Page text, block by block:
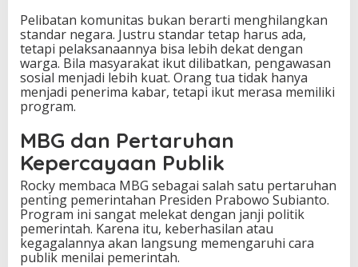
Pelibatan komunitas bukan berarti menghilangkan
standar negara. Justru standar tetap harus ada,
tetapi pelaksanaannya bisa lebih dekat dengan
warga. Bila masyarakat ikut dilibatkan, pengawasan
sosial menjadi lebih kuat. Orang tua tidak hanya
menjadi penerima kabar, tetapi ikut merasa memiliki
program.
MBG dan Pertaruhan
Kepercayaan Publik
Rocky membaca MBG sebagai salah satu pertaruhan
penting pemerintahan Presiden Prabowo Subianto.
Program ini sangat melekat dengan janji politik
pemerintah. Karena itu, keberhasilan atau
kegagalannya akan langsung memengaruhi cara
publik menilai pemerintah.